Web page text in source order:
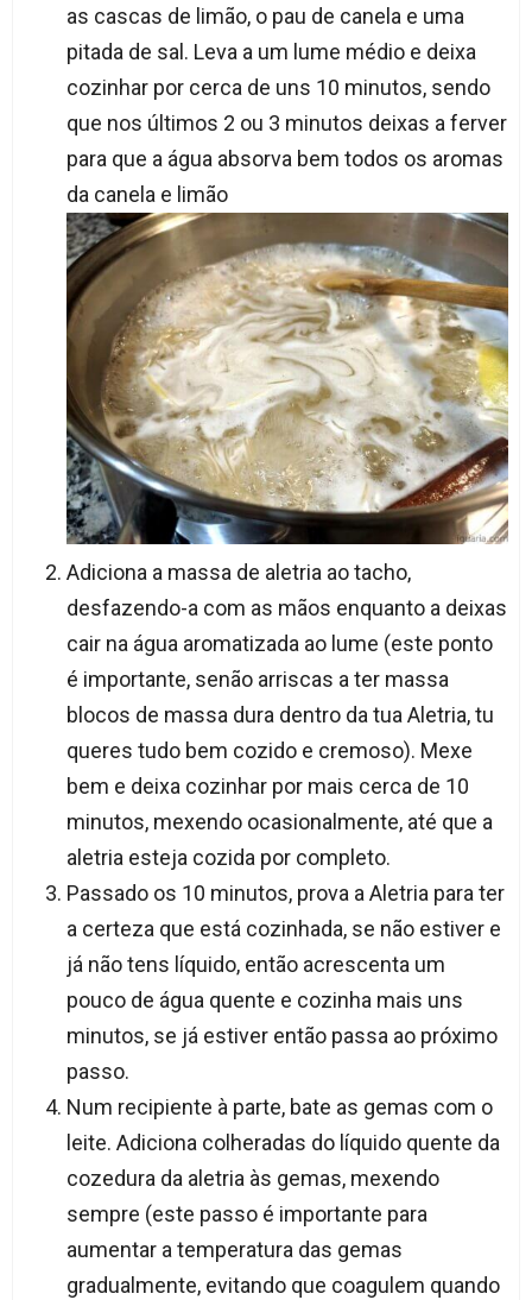
as cascas de limão, o pau de canela e uma
pitada de sal. Leva a um lume médio e deixa
cozinhar por cerca de uns 10 minutos, sendo
que nos últimos 2 ou 3 minutos deixas a ferver
para que a água absorva bem todos os aromas
da canela e limão
Adiciona a massa de aletria ao tacho,
desfazendo-a com as mãos enquanto a deixas
cair na água aromatizada ao lume (este ponto
é importante, senão arriscas a ter massa
blocos de massa dura dentro da tua Aletria, tu
queres tudo bem cozido e cremoso). Mexe
bem e deixa cozinhar por mais cerca de 10
minutos, mexendo ocasionalmente, até que a
aletria esteja cozida por completo.
Passado os 10 minutos, prova a Aletria para ter
a certeza que está cozinhada, se não estiver e
já não tens líquido, então acrescenta um
pouco de água quente e cozinha mais uns
minutos, se já estiver então passa ao próximo
passo.
Num recipiente à parte, bate as gemas com o
leite. Adiciona colheradas do líquido quente da
cozedura da aletria às gemas, mexendo
sempre (este passo é importante para
aumentar a temperatura das gemas
gradualmente, evitando que coagulem quando